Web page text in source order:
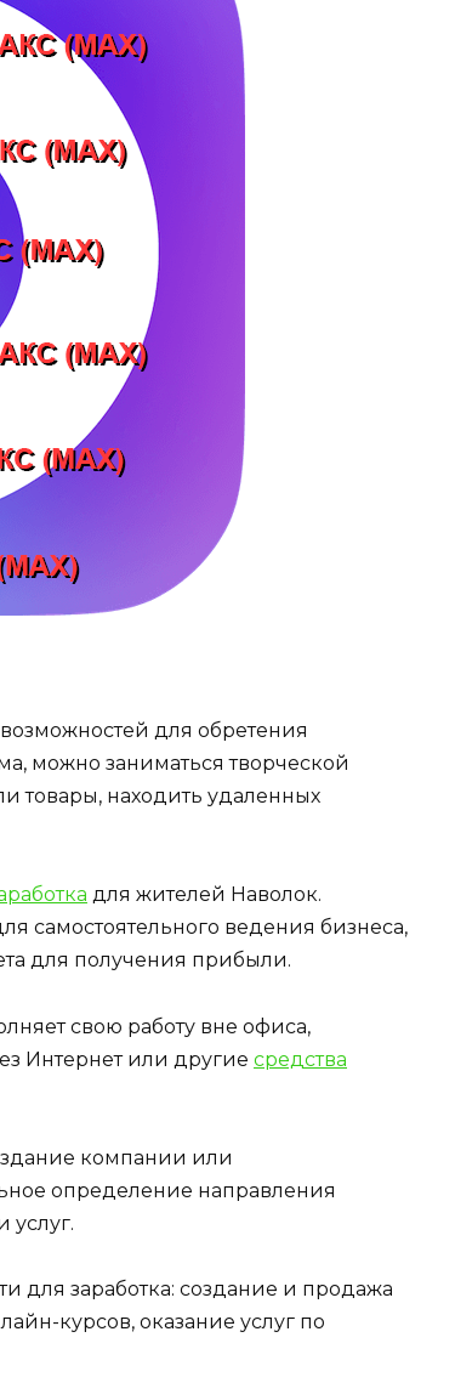
для обретения
можно заниматься творческой
товары, находить удаленных
для жителей Наволок.
самостоятельного ведения бизнеса,
для получения прибыли.
свою работу вне офиса,
Интернет или другие средства
компании или
определение направления
услуг.
для заработка: создание и продажа
курсов, оказание услуг по